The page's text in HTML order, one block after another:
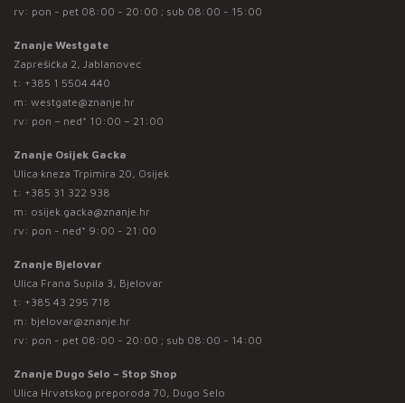
rv: pon - pet 08:00 - 20:00 ; sub 08:00 - 15:00
Znanje Westgate
Zaprešićka 2, Jablanovec
t: +385 1 5504 440
m: westgate@znanje.hr
rv: pon – ned* 10:00 – 21:00
Znanje Osijek Gacka
Ulica kneza Trpimira 20, Osijek
t: +385 31 322 938
m: osijek.gacka@znanje.hr
rv: pon - ned* 9:00 - 21:00
Znanje Bjelovar
Ulica Frana Supila 3, Bjelovar
t: +385 43 295 718
m: bjelovar@znanje.hr
rv: pon - pet 08:00 - 20:00 ; sub 08:00 - 14:00
Znanje Dugo Selo – Stop Shop
Ulica Hrvatskog preporoda 70, Dugo Selo